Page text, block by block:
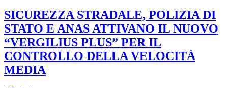
SICUREZZA STRADALE, POLIZIA DI
STATO E ANAS ATTIVANO IL NUOVO
“VERGILIUS PLUS” PER IL
CONTROLLO DELLA VELOCITÀ
MEDIA